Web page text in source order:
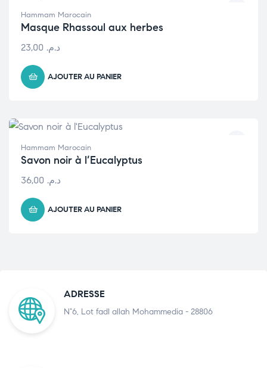
Hammam Marocain
Masque Rhassoul aux herbes
د.م.
AJOUTER AU PANIER
Hammam Marocain
Savon noir à l’Eucalyptus
د.م.
AJOUTER AU PANIER
ADRESSE
N°6, Lot fadl allah Mohammedia - 28806